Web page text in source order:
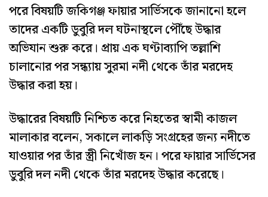
পরে বিষয়টি জকিগঞ্জ ফায়ার সার্ভিসকে জানানো হলে
তাদের একটি ডুবুরি দল ঘটনাস্থলে পৌঁছে উদ্ধার
অভিযান শুরু করে। প্রায় এক ঘণ্টাব্যাপি তল্লাশি
চালানোর পর সন্ধ্যায় সুরমা নদী থেকে তাঁর মরদেহ
উদ্ধার করা হয়।
উদ্ধারের বিষয়টি নিশ্চিত করে নিহতের স্বামী কাজল
মালাকার বলেন, সকালে লাকড়ি সংগ্রহের জন্য নদীতে
যাওয়ার পর তাঁর স্ত্রী নিখোঁজ হন। পরে ফায়ার সার্ভিসের
ডুবুরি দল নদী থেকে তাঁর মরদেহ উদ্ধার করেছে।